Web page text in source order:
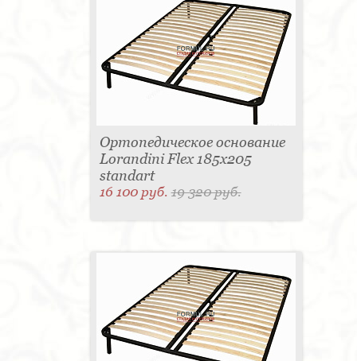
Ортопедическое основание
Lorandini Flex 185x205
standart
16 100 руб.19 320 руб.